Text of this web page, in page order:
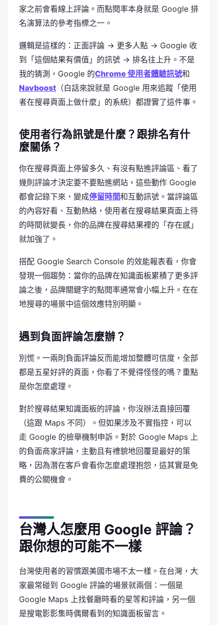
家之前會看線上評論。而點閱率本身就是 Google 排
名演算法的參考指標之一。
邏輯是這樣的：正面評論 → 更多人點 → Google 收
到「這個結果有價值」的訊號 → 排名往上升。不是
我的猜測，Google 的Chrome 使用者體驗訊號和
Navboost （白話來說就是 Google 用來追蹤「使用
者在搜尋頁面上做什麼」的系統）都證實了這件事。
使用者行為訊號是什麼？跟排名有什
麼關係？
你在搜尋頁面上停留多久、有沒有點進評論區、看了
幾則評論才決定要不要點進網站，這些動作 Google
都會記錄下來，變成停留時間和互動訊號。當評論區
的內容好看、互動熱絡，使用者在搜尋結果頁面上待
的時間就變長，你的品牌在搜尋結果裡的「存在感」
就加強了。
搭配 Google Search Console 的效能報表看，你會
發現一個趨勢：當你的品牌在知識面板累積了更多評
論之後，品牌關鍵字的點閱率通常會小幅上升。在在
地搜尋的場景中這個效應特別明顯。
遇到負面評論怎麼辦？
別慌。一兩則負面評論反而能增加整體可信度，全部
都是五星好評的頁面，你看了不覺得怪怪的嗎？重點
是你怎麼處理。
對於搜尋結果知識面板的評論，你沒辦法直接回覆
（這跟 Maps 不同）。但如果涉及不實指控，可以
走 Google 的檢舉機制申訴。對於 Google Maps 上
的負面商家評論，主動且有禮貌地回覆是最好的策
略，因為潛在客戶會看你怎麼處理抱怨，這其實是免
費的公關機會。
台灣人怎麼用 Google 評論？
跟你想的可能不一樣
台灣使用者的習慣跟美國市場不太一樣。在台灣，大
家最常碰到 Google 評論的場景就兩個：一個是
Google Maps 上找餐廳時看的星等和評論，另一個
是搜電影影集時偶爾看到的知識面板留言。